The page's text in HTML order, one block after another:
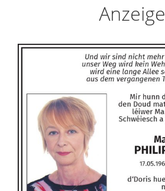
Anzeige